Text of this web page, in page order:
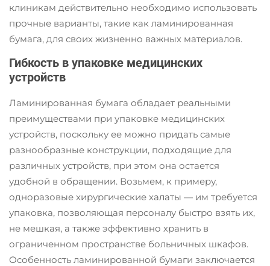
клиникам действительно необходимо использовать
прочные варианты, такие как ламинированная
бумага, для своих жизненно важных материалов.
Гибкость в упаковке медицинских
устройств
Ламинированная бумага обладает реальными
преимуществами при упаковке медицинских
устройств, поскольку ее можно придать самые
разнообразные конструкции, подходящие для
различных устройств, при этом она остается
удобной в обращении. Возьмем, к примеру,
одноразовые хирургические халаты — им требуется
упаковка, позволяющая персоналу быстро взять их,
не мешкая, а также эффективно хранить в
ограниченном пространстве больничных шкафов.
Особенность ламинированной бумаги заключается